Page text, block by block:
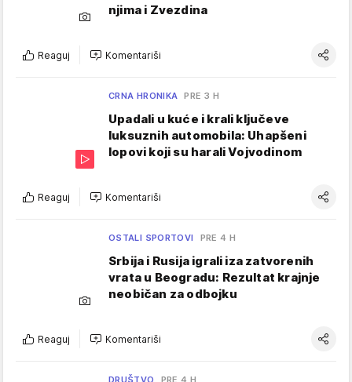
njima i Zvezdina
Reaguj Komentariši
CRNA HRONIKA PRE 3 H
Upadali u kuće i krali ključeve
luksuznih automobila: Uhapšeni
lopovi koji su harali Vojvodinom
Reaguj Komentariši
OSTALI SPORTOVI PRE 4 H
Srbija i Rusija igrali iza zatvorenih
vrata u Beogradu: Rezultat krajnje
neobičan za odbojku
Reaguj Komentariši
DRUŠTVO PRE 4 H